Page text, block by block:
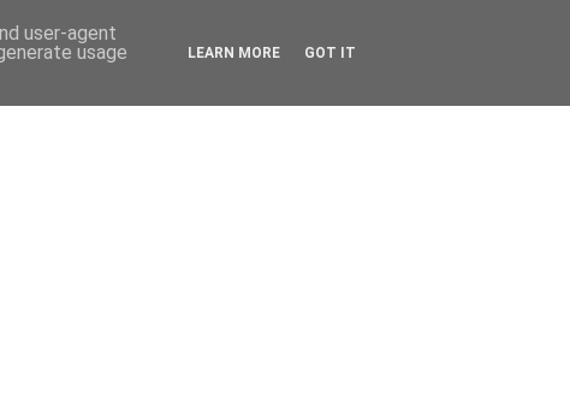
user-agent
usage
LEARN MORE GOT IT